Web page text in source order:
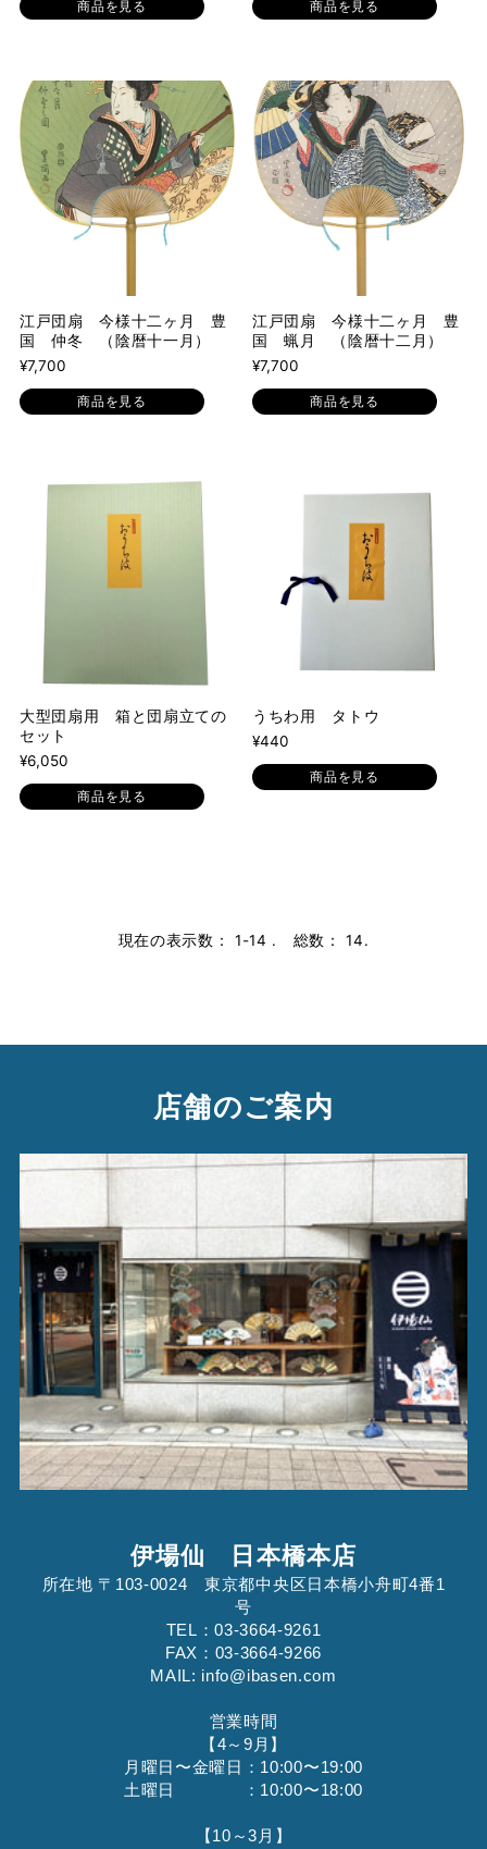
商品を見る 商品を見る
江戸団扇 今様十二ヶ月 豊
国 仲冬 （陰暦十一月）
¥7,700
商品を見る
江戸団扇 今様十二ヶ月 豊
国 蝋月 （陰暦十二月）
¥7,700
商品を見る
大型団扇用 箱と団扇立ての
セット
¥6,050
商品を見る
うちわ用 タトウ
¥440
商品を見る
現在の表示数： 1-14 . 総数： 14.
店舗のご案内
伊場仙 日本橋本店
所在地 〒103-0024 東京都中央区日本橋小舟町4番1
号
TEL：03-3664-9261
FAX：03-3664-9266
MAIL: info@ibasen.com
営業時間
【4～9月】
月曜日〜金曜日：10:00〜19:00
土曜日 ：10:00〜18:00
【10～3月】